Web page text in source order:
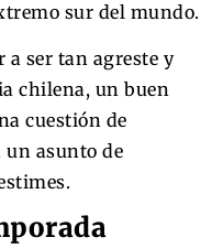
sur del mundo.
a ser tan agreste y
chilena, un buen
cuestión de
un asunto de